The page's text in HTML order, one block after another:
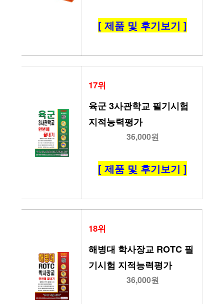
[ 제품 및 후기보기 ]
17위
육군 3사관학교 필기시험
지적능력평가
36,000원
[ 제품 및 후기보기 ]
18위
해병대 학사장교 ROTC 필
기시험 지적능력평가
36,000원